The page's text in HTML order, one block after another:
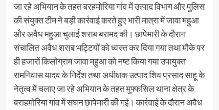
जा रहे अभियान के तहत बरहमोरिया गांव में उत्पाद विभाग और पुलिस
की संयुक्त टीम ने बड़ी कार्रवाई करते हुए भारी मात्रा में जावा महुआ
और अवैध महुआ चुलाई शराब बरामद की। छापेमारी के दौरान
संचालित अवैध शराब भट्टियों को ध्वस्त कर दिया गया तथा मौके पर
ही हजारों किलोग्राम जावा महुआ को नष्ट किया गया उपायुक्त
रामनिवास यादव के निर्देश तथा अधीक्षक उत्पाद शिव प्रसाद साहू के
नेतृत्व में चलाए जा रहे अभियान के तहत मुफ्फसिल थाना क्षेत्र के
बराहमोरिया गांव में सघन छापेमारी की गई। कार्रवाई के दौरान अवैध